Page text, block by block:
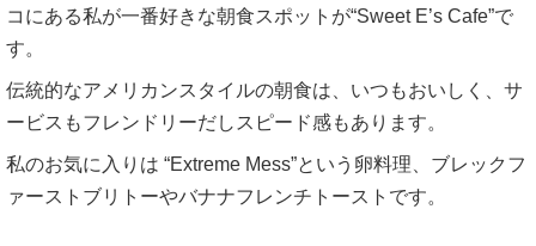
コにある私が一番好きな朝食スポットが“Sweet E’s Cafe”で
す。
伝統的なアメリカンスタイルの朝食は、いつもおいしく、サ
ービスもフレンドリーだしスピード感もあります。
私のお気に入りは “Extreme Mess”という卵料理、ブレックフ
ァーストブリトーやバナナフレンチトーストです。